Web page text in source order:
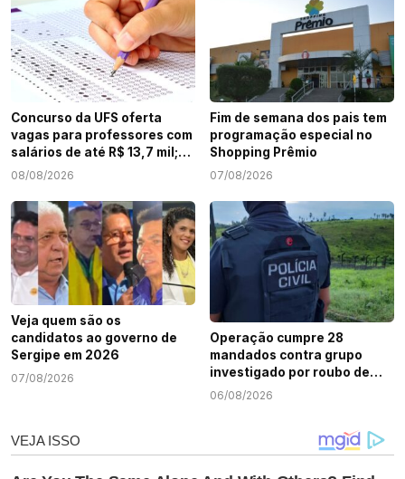
Concurso da UFS oferta
vagas para professores com
salários de até R$ 13,7 mil;
veja como participar
08/08/2026
Fim de semana dos pais tem
programação especial no
Shopping Prêmio
07/08/2026
Veja quem são os
candidatos ao governo de
Sergipe em 2026
07/08/2026
Operação cumpre 28
mandados contra grupo
investigado por roubo de
cargas e tráfico de drogas
06/08/2026